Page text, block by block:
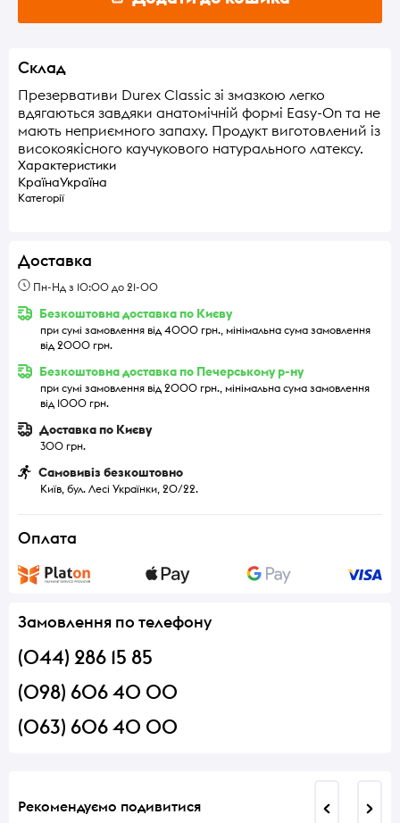
Склад
Презервативи Durex Classic зі змазкою легко
вдягаються завдяки анатомічній формі Easy-On та не
мають неприємного запаху. Продукт виготовлений із
високоякісного каучукового натурального латексу.
Характеристики
КраїнаУкраїна
Категорії
Доставка
Пн-Нд з 10:00 до 21-00
Безкоштовна доставка по Києву
при сумі замовлення від 4000 грн., мінімальна сума замовлення
від 2000 грн.
Безкоштовна доставка по Печерському р-ну
при сумі замовлення від 2000 грн., мінімальна сума замовлення
від 1000 грн.
Доставка по Києву
300 грн.
Самовивіз безкоштовно
Київ, бул. Лесі Українки, 20/22.
Оплата
Замовлення по телефону
(044) 286 15 85
(098) 606 40 00
(063) 606 40 00
Рекомендуємо подивитися